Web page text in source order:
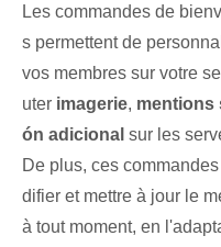
Les commandes de
s permettent de
vos membres sur votre
uter imagerie, mentions
ón adicional sur les
De plus, ces
difier et ⁢mettre à jour le
à tout moment, en